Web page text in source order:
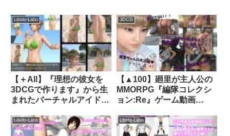
Libido-Labo
【＋All】『理想の彼女を
3DCGで作ります』から生
まれたバーチャルアイドル
ぐり）」のグラドル撮影風
写真集:Gradol_72｜
3DCG
【▲100】廻里が主人公の
MMORPG『編隊コレクシ
ョン:Re』ゲーム動画
るレ○プ被害に遭ってしま
う:背面座位でおっぱい丸
Libido-Labo Libido-Labo